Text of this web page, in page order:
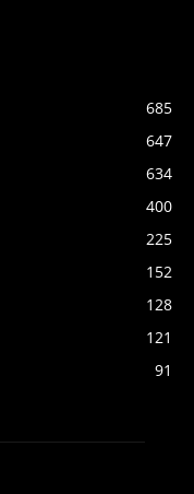
685
647
634
400
225
152
128
121
91